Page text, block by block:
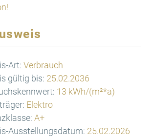
Art: Verbrauch
gültig bis: 25.02.2036
13 kWh/(m²*a)
Elektro
A+
Ausstellungsdatum: 25.02.2026